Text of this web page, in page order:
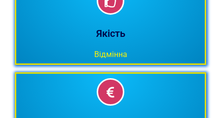
Якість
Відмінна
Металочерепиця
Виробляється з якісного металу.
Наші ціни